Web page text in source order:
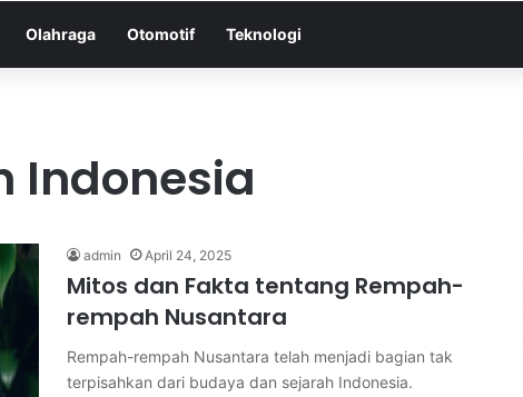
Olahraga Otomotif Teknologi
Indonesia
admin April 24, 2025
Mitos dan Fakta tentang Rempah-
rempah Nusantara
Rempah-rempah Nusantara telah menjadi bagian tak
terpisahkan dari budaya dan sejarah Indonesia.